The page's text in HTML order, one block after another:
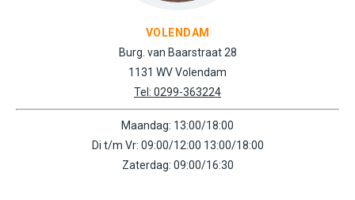
VOLENDAM
Burg. van Baarstraat 28
1131 WV Volendam
Tel: 0299-363224
Maandag: 13:00/18:00
Di t/m Vr: 09:00/12:00 13:00/18:00
Zaterdag: 09:00/16:30